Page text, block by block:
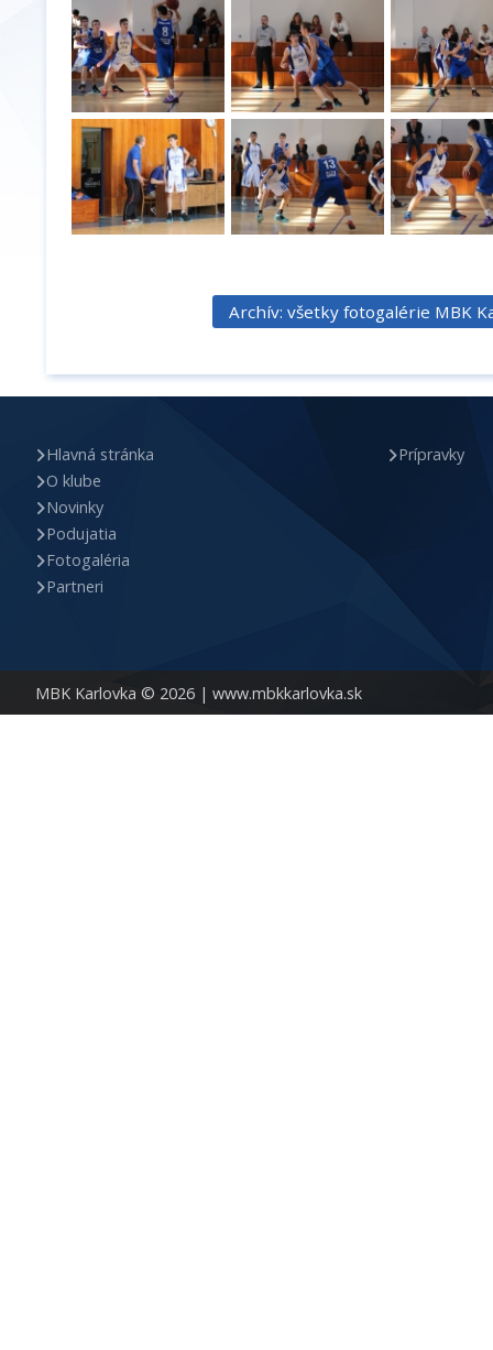
Archív: všetky fotogalérie MBK
MBK Karlovka © 2026 | www.mbkkarlovka.sk
Hlavná stránka
O klube
Novinky
Podujatia
Fotogaléria
Partneri
Prípravky